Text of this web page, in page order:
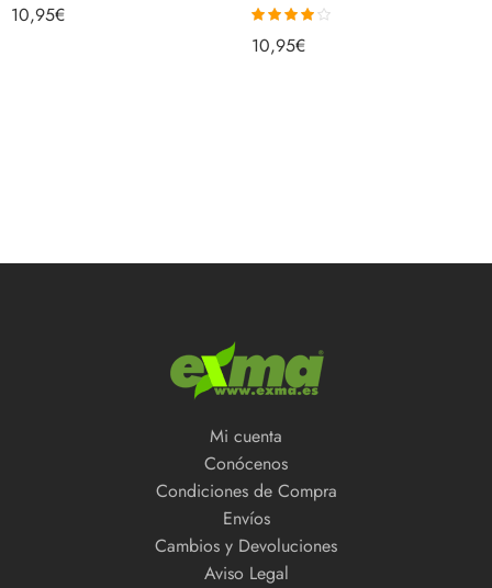
10,95€
Valorado
con4.00
10,95€
Mi cuenta
Conócenos
Condiciones de Compra
Envíos
Cambios y Devoluciones
Aviso Legal